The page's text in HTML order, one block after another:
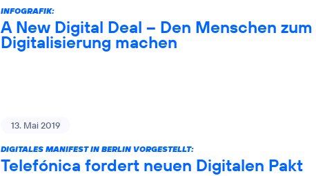
INFOGRAFIK:
A New Digital Deal – Den Menschen
Digitalisierung machen
13. Mai 2019
DIGITALES MANIFEST IN BERLIN VORGESTELLT:
Telefónica fordert neuen Digitalen Pakt